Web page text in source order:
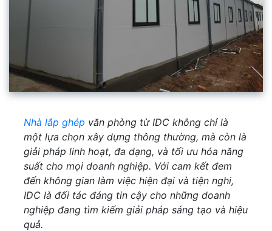
Nhà lắp ghép văn phòng từ IDC không chỉ là
một lựa chọn xây dựng thông thường, mà còn là
giải pháp linh hoạt, đa dạng, và tối ưu hóa năng
suất cho mọi doanh nghiệp. Với cam kết đem
đến không gian làm việc hiện đại và tiện nghi,
IDC là đối tác đáng tin cậy cho những doanh
nghiệp đang tìm kiếm giải pháp sáng tạo và hiệu
quả.